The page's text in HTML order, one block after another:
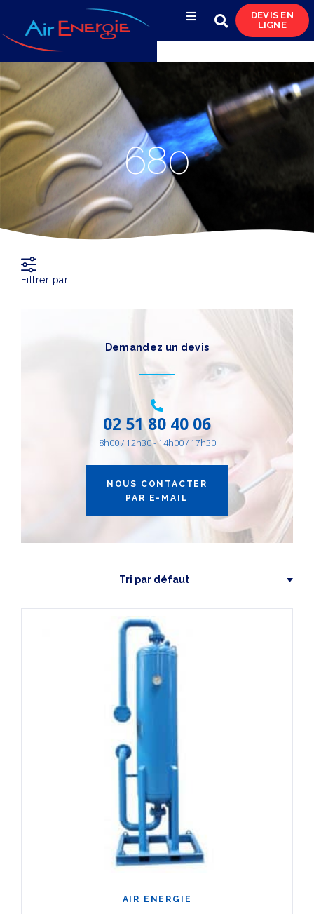
& condensats
Réservoirs
& réseaux de distribution
Azote
& pompes à vide
DEVIS EN
LIGNE
680
Filtrer par
Autres Équipements(2)
Demandez un devis
02 51 80 40 06
8h00 / 12h30 - 14h00 / 17h30
NOUS CONTACTER
PAR E-MAIL
AIR ENERGIE